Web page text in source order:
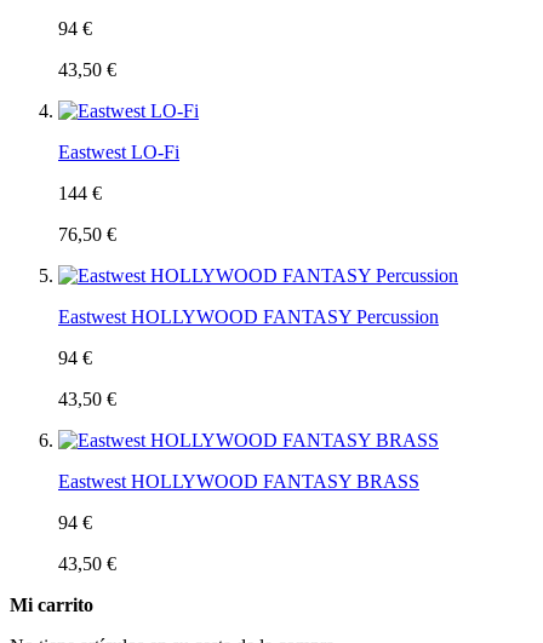
94 €
43,50 €
Eastwest LO-Fi
144 €
76,50 €
Eastwest HOLLYWOOD FANTASY Percussion
94 €
43,50 €
Eastwest HOLLYWOOD FANTASY BRASS
94 €
43,50 €
Mi carrito